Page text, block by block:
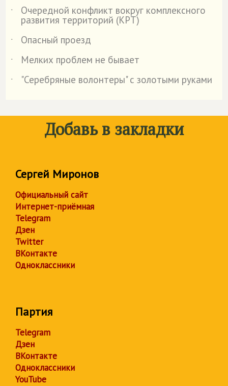
˙
Очередной конфликт вокруг комплексного
развития территорий (КРТ)
˙
Опасный проезд
˙
Мелких проблем не бывает
˙
"Серебряные волонтеры" с золотыми руками
Добавь в закладки
Сергей Миронов
Официальный сайт
Интернет-приёмная
Telegram
Дзен
Twitter
ВКонтакте
Одноклассники
Партия
Telegram
Дзен
ВКонтакте
Одноклассники
YouTube